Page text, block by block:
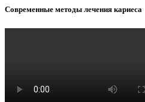
Современные методы лечения кариеса